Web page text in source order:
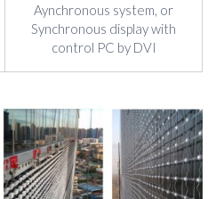
Aynchronous system, or
Synchronous display with
control PC by DVI